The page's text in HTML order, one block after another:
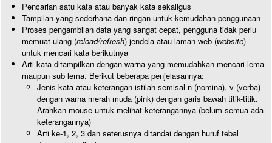
Pencarian satu kata atau banyak kata sekaligus
Tampilan yang sederhana dan ringan untuk kemudahan penggunaan
Proses pengambilan data yang sangat cepat, pengguna tidak perlu
memuat ulang (reload/refresh) jendela atau laman web (website)
untuk mencari kata berikutnya
Arti kata ditampilkan dengan warna yang memudahkan mencari lema
maupun sub lema. Berikut beberapa penjelasannya:
Jenis kata atau keterangan istilah semisal n (nomina), v (verba)
dengan warna merah muda (pink) dengan garis bawah titik-titik.
Arahkan mouse untuk melihat keterangannya (belum semua ada
keterangannya)
Arti ke-1, 2, 3 dan seterusnya ditandai dengan huruf tebal